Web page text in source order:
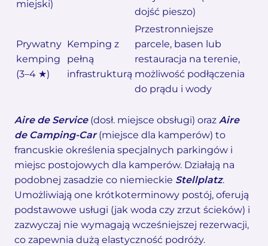
miejski)
dojść pieszo)
Prywatny
kemping
(3–4 ★)
Kemping z
pełną
infrastrukturą
Przestronniejsze
parcele, basen lub
restauracja na terenie,
możliwość podłączenia
do prądu i wody
Aire de Service(dosł. miejsce obsługi) oraz Aire
de Camping-Car(miejsce dla kamperów) to
francuskie określenia specjalnych parkingów i
miejsc postojowych dla kamperów. Działają na
podobnej zasadzie co niemieckie Stellplatz.
Umożliwiają one krótkoterminowy postój, oferują
podstawowe usługi (jak woda czy zrzut ścieków) i
zazwyczaj nie wymagają wcześniejszej rezerwacji,
co zapewnia dużą elastyczność podróży.